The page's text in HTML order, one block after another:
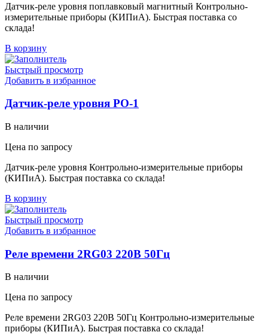
Датчик-реле уровня поплавковый магнитный Контрольно-
измерительные приборы (КИПиА). Быстрая поставка со
склада!
В корзину
Быстрый просмотр
Добавить в избранное
Датчик-реле уровня РО-1
В наличии
Цена по запросу
Датчик-реле уровня Контрольно-измерительные приборы
(КИПиА). Быстрая поставка со склада!
В корзину
Быстрый просмотр
Добавить в избранное
Реле времени 2RG03 220В 50Гц
В наличии
Цена по запросу
Реле времени 2RG03 220В 50Гц Контрольно-измерительные
приборы (КИПиА). Быстрая поставка со склада!